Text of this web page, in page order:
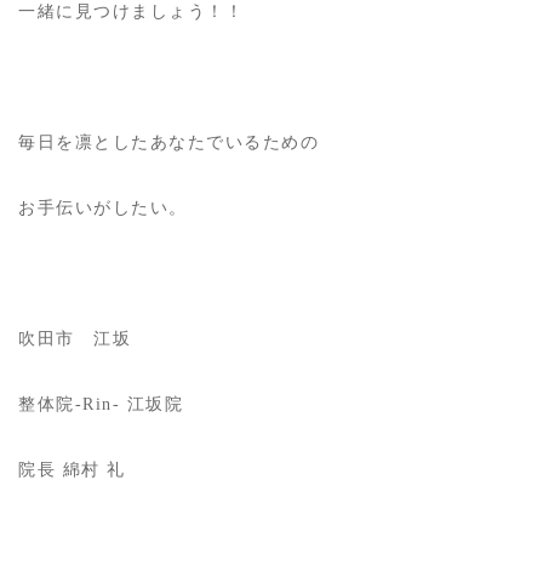
一緒に見つけましょう！！
毎日を凛としたあなたでいるための
お手伝いがしたい。
吹田市 江坂
整体院-Rin- 江坂院
院長 綿村 礼